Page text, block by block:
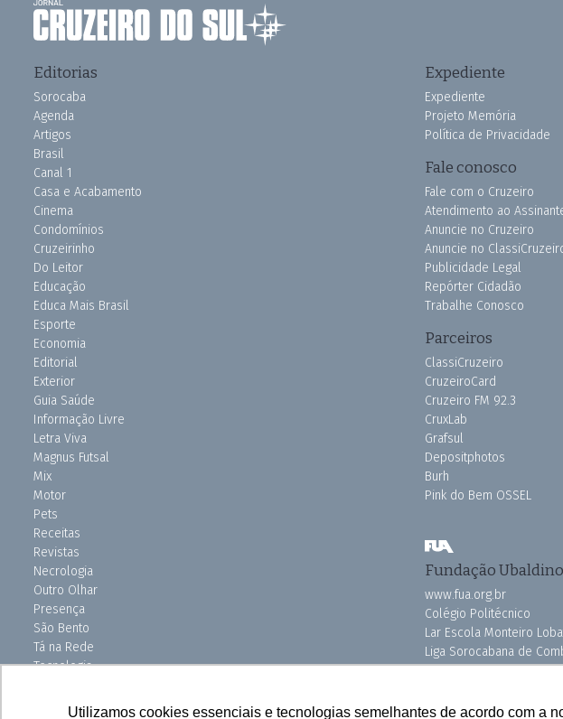
Utilizamos cookies essenciais e tecnologias semelhantes de acordo com a
Editorias
Sorocaba
Agenda
Artigos
Brasil
Canal 1
Casa e Acabamento
Cinema
Condomínios
Cruzeirinho
Do Leitor
Educação
Educa Mais Brasil
Esporte
Economia
Editorial
Exterior
Guia Saúde
Informação Livre
Letra Viva
Magnus Futsal
Mix
Motor
Pets
Receitas
Revistas
Necrologia
Outro Olhar
Presença
São Bento
Tá na Rede
Tecnologia
Uniso Ciência
Expediente
Expediente
Projeto Memória
Política de Privacidade
Fale conosco
Fale com o Cruzeiro
Atendimento ao
Anuncie no Cruzeiro
Anuncie no
Publicidade Legal
Repórter Cidadão
Trabalhe Conosco
Parceiros
ClassiCruzeiro
CruzeiroCard
Cruzeiro FM 92.3
CruxLab
Grafsul
Depositphotos
Burh
Pink do Bem OSSEL
Fundação
www.fua.org.br
Colégio Politécnico
Lar Escola Monteiro
Liga Sorocabana de
Vila dos Velhinhos